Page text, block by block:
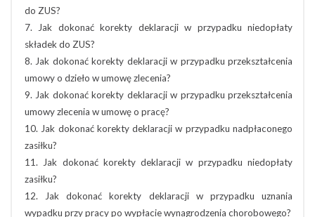
do ZUS?
7. Jak dokonać korekty deklaracji w przypadku niedopłaty
składek do ZUS?
8. Jak dokonać korekty deklaracji w przypadku przekształcenia
umowy o dzieło w umowę zlecenia?
9. Jak dokonać korekty deklaracji w przypadku przekształcenia
umowy zlecenia w umowę o pracę?
10. Jak dokonać korekty deklaracji w przypadku nadpłaconego
zasiłku?
11. Jak dokonać korekty deklaracji w przypadku niedopłaty
zasiłku?
12. Jak dokonać korekty deklaracji w przypadku uznania
wypadku przy pracy po wypłacie wynagrodzenia chorobowego?